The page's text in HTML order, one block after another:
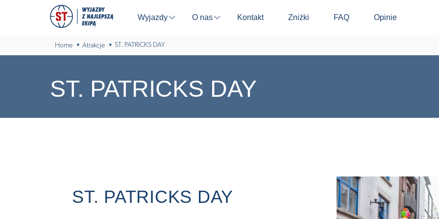
Wyjazdy ⬇ O nas ⬇ Kontakt Zniżki FAQ Opinie
Home Atrakcje ST. PATRICKS DAY
ST. PATRICKS DAY
ST. PATRICKS DAY